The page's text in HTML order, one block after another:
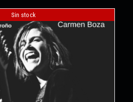
Sin stock